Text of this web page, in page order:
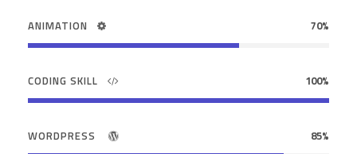
ANIMATION 70%
CODING SKILL 100%
WORDPRESS 85%